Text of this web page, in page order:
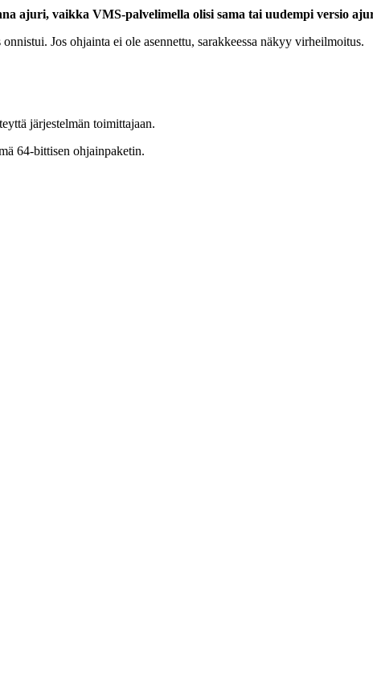
ajuri, vaikka VMS-palvelimella olisi sama tai uudempi versio
onnistui. Jos ohjainta ei ole asennettu, sarakkeessa näkyy virheilmoitus.
järjestelmän toimittajaan.
64-bittisen ohjainpaketin.